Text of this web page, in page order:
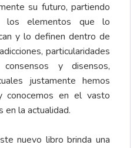
su futuro, partiendo
los elementos que lo
y lo definen dentro de
particularidades
y disensos,
justamente hemos
conocemos en el vasto
en la actualidad.
nuevo libro brinda una